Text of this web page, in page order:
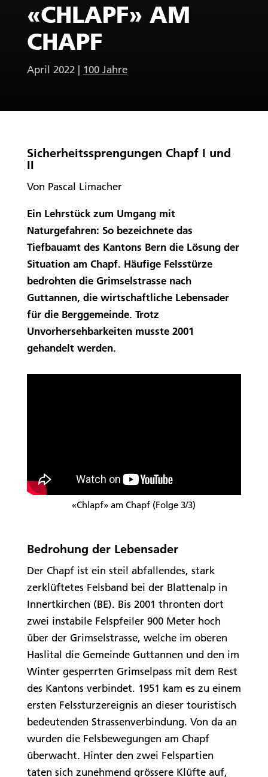
«CHLAPF» AM
CHAPF
April 2022| 100 Jahre
Sicherheitssprengungen Chapf I und
II
Von Pascal Limacher
Ein Lehrstück zum Umgang mit
Naturgefahren: So bezeichnete das
Tiefbauamt des Kantons Bern die Lösung der
Situation am Chapf. Häufige Felsstürze
bedrohten die Grimselstrasse nach
Guttannen, die wirtschaftliche Lebensader
für die Berggemeinde. Trotz
Unvorhersehbarkeiten musste 2001
gehandelt werden.
«Chlapf» am Chapf (Folge 3/3)
Bedrohung der Lebensader
Der Chapf ist ein steil abfallendes, stark
zerklüftetes Felsband bei der Blattenalp in
Innertkirchen (BE). Bis 2001 thronten dort
zwei instabile Felspfeiler 900 Meter hoch
über der Grimselstrasse, welche im oberen
Haslital die Gemeinde Guttannen und den im
Winter gesperrten Grimselpass mit dem Rest
des Kantons verbindet. 1951 kam es zu einem
ersten Felssturzereignis an dieser touristisch
bedeutenden Strassenverbindung. Von da an
wurden die Felsbewegungen am Chapf
überwacht. Hinter den zwei Felspartien
taten sich zunehmend grössere Klüfte auf,